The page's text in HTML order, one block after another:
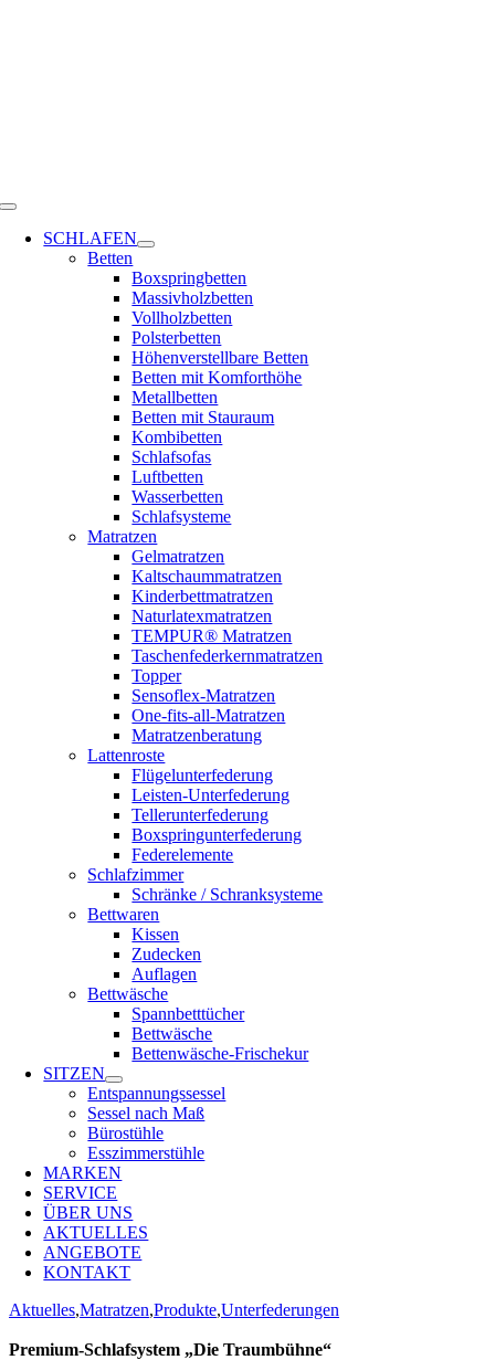
Toggle
NavigationSCHLAFEN
Betten
Boxspringbetten
Massivholzbetten
Vollholzbetten
Polsterbetten
Höhenverstellbare Betten
Betten mit Komforthöhe
Metallbetten
Betten mit Stauraum
Kombibetten
Schlafsofas
Luftbetten
Wasserbetten
Schlafsysteme
Matratzen
Gelmatratzen
Kaltschaummatratzen
Kinderbettmatratzen
Naturlatexmatratzen
TEMPUR® Matratzen
Taschenfederkernmatratzen
Topper
Sensoflex-Matratzen
One-fits-all-Matratzen
Matratzenberatung
Lattenroste
Flügelunterfederung
Leisten-Unterfederung
Tellerunterfederung
Boxspringunterfederung
Federelemente
Schlafzimmer
Schränke / Schranksysteme
Bettwaren
Kissen
Zudecken
Auflagen
Bettwäsche
Spannbetttücher
Bettwäsche
Bettenwäsche-Frischekur
SITZEN
Entspannungssessel
Sessel nach Maß
Bürostühle
Esszimmerstühle
MARKEN
SERVICE
ÜBER UNS
AKTUELLES
ANGEBOTE
KONTAKT
Aktuelles,Matratzen,Produkte,Unterfederungen
Premium-Schlafsystem „Die Traumbühne“